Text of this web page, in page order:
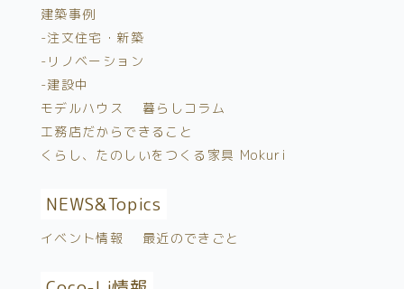
建築事例
-注文住宅・新築
-リノベーション
-建設中
モデルハウス
暮らしコラム
工務店だからできること
くらし、たのしいをつくる家具 Mokuri
NEWS&Topics
イベント情報 最近のできごと